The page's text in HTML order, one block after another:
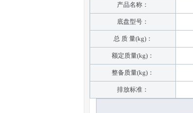
产品名称：
底盘型号：
总 质 量(kg)：
额定质量(kg)：
整备质量(kg)：
排放标准：